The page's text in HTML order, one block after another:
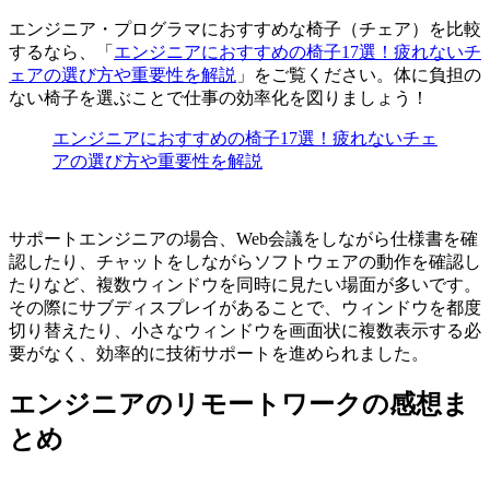
エンジニア・プログラマにおすすめな椅子（チェア）を比較
するなら、「 エンジニアにおすすめの椅子17選！疲れないチ
ェアの選び方や重要性を解説 」をご覧ください。体に負担の
ない椅子を選ぶことで仕事の効率化を図りましょう！
エンジニアにおすすめの椅子17選！疲れないチェ
アの選び方や重要性を解説
サポートエンジニアの場合、Web会議をしながら仕様書を確
認したり、チャットをしながらソフトウェアの動作を確認し
たりなど、複数ウィンドウを同時に見たい場面が多いです。
その際にサブディスプレイがあることで、ウィンドウを都度
切り替えたり、小さなウィンドウを画面状に複数表示する必
要がなく、効率的に技術サポートを進められました。
エンジニアのリモートワークの感想ま
とめ